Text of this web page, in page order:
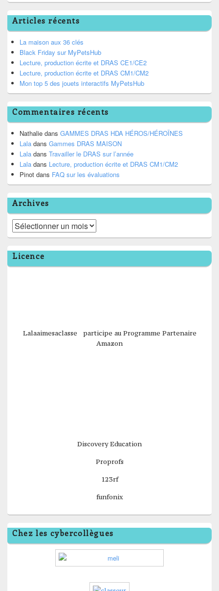
Articles récents
La maison aux 36 clés
Black Friday sur MyPetsHub
Lecture, production écrite et DRAS CE1/CE2
Lecture, production écrite et DRAS CM1/CM2
Mon top 5 des jouets interactifs MyPetsHub
Commentaires récents
Nathalie dans GAMMES DRAS HDA HÉROS/HÉROÏNES
Lala dans Gammes DRAS MAISON
Lala dans Travailler le DRAS sur l’année
Lala dans Lecture, production écrite et DRAS CM1/CM2
Pinot dans FAQ sur les évaluations
Archives
Archives
Licence
Lalaaimesaclasse participe au Programme Partenaire
Amazon
Discovery Education
Proprofs
123rf
funfonix
Chez les cybercollègues